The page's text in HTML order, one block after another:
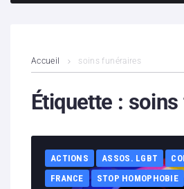
Contenus litigieux
Boutique
Accueil soins funéraires
Étiquette : soins
ACTIONS ASSOS. LGBT
FRANCE
STOP HOMOPHOBIE